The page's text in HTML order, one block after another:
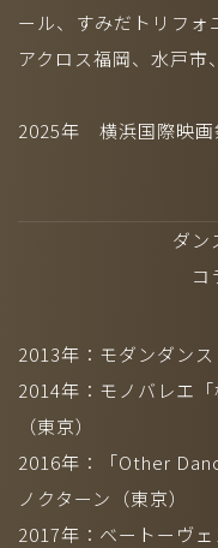
ール、すみだトリフォ
アクロス福岡、水戸市
2025年 横浜国際映画
ダン
コ
2013年：モダンダンス
2014年：モノバレエ
（東京）
2016年：「Other
ノクターン（東京）
2017年：ベートーヴ